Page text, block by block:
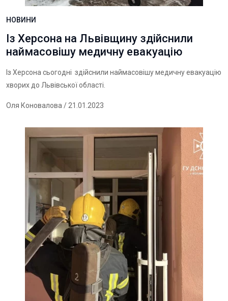
НОВИНИ
Із Херсона на Львівщину здійснили
наймасовішу медичну евакуацію
Із Херсона сьогодні здійснили наймасовішу медичну евакуацію
хворих до Львівської області.
Оля Коновалова / 21.01.2023